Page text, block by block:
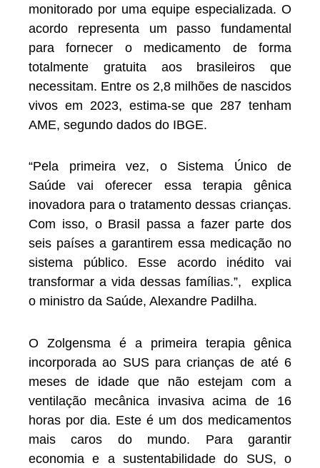
monitorado por uma equipe especializada. O
acordo representa um passo fundamental
para fornecer o medicamento de forma
totalmente gratuita aos brasileiros que
necessitam. Entre os 2,8 milhões de nascidos
vivos em 2023, estima-se que 287 tenham
AME, segundo dados do IBGE.
“Pela primeira vez, o Sistema Único de
Saúde vai oferecer essa terapia gênica
inovadora para o tratamento dessas crianças.
Com isso, o Brasil passa a fazer parte dos
seis países a garantirem essa medicação no
sistema público. Esse acordo inédito vai
transformar a vida dessas famílias.”, explica
o ministro da Saúde, Alexandre Padilha.
O Zolgensma é a primeira terapia gênica
incorporada ao SUS para crianças de até 6
meses de idade que não estejam com a
ventilação mecânica invasiva acima de 16
horas por dia. Este é um dos medicamentos
mais caros do mundo. Para garantir
economia e a sustentabilidade do SUS, o